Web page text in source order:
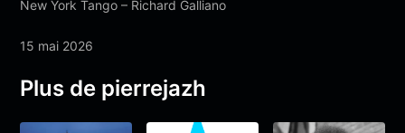
New York Tango – Richard Galliano
15 mai 2026
Plus de pierrejazh